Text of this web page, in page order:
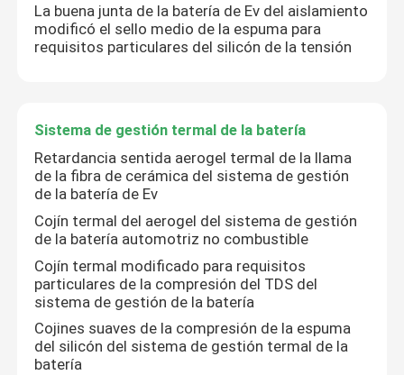
La buena junta de la batería de Ev del aislamiento
modificó el sello medio de la espuma para
requisitos particulares del silicón de la tensión
Sistema de gestión termal de la batería
Retardancia sentida aerogel termal de la llama
de la fibra de cerámica del sistema de gestión
de la batería de Ev
Cojín termal del aerogel del sistema de gestión
de la batería automotriz no combustible
Cojín termal modificado para requisitos
particulares de la compresión del TDS del
sistema de gestión de la batería
Cojines suaves de la compresión de la espuma
del silicón del sistema de gestión termal de la
batería